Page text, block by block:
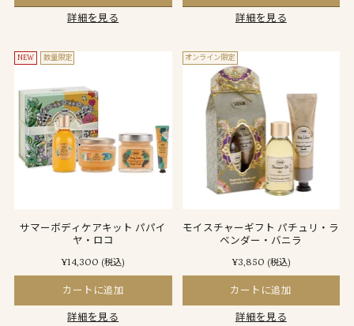
詳細を見る 詳細を見る
NEW 数量限定
サマーボディケアキット パパイ
ヤ・ロコ
¥14,300 (税込)
カートに追加
詳細を見る
オンライン限定
モイスチャーギフト パチュリ・ラ
ベンダー・バニラ
¥3,850 (税込)
カートに追加
詳細を見る